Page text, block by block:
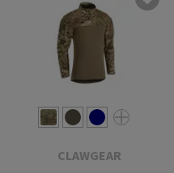
CLAWGEAR